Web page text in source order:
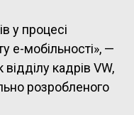
у процесі
е-мобільності», —
відділу кадрів VW,
розробленого